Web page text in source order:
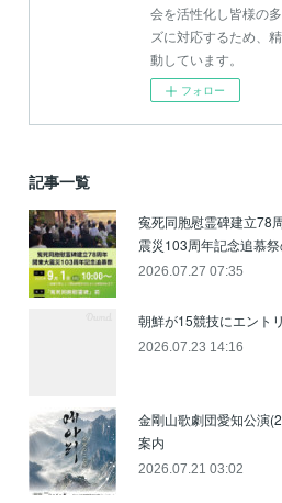
会を活性化し皆様の
ズに対応するため、
動しています。
フォロー
記事一覧
寃死同胞慰霊碑建立78
震災103周年記念追慕
2026.07.27 07:35
朝鮮が15競技にエント
2026.07.23 14:16
金剛山歌劇団愛知公演
案内
2026.07.21 03:02